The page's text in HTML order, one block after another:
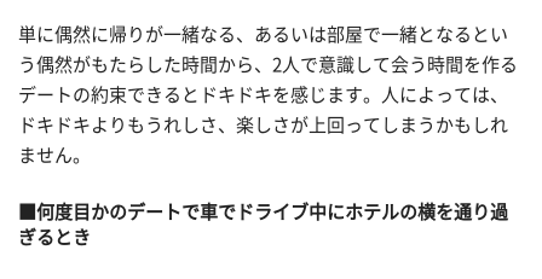
単に偶然に帰りが一緒なる、あるいは部屋で一緒となるとい
う偶然がもたらした時間から、2人で意識して会う時間を作る
デートの約束できるとドキドキを感じます。人によっては、
ドキドキよりもうれしさ、楽しさが上回ってしまうかもしれ
ません。
■何度目かのデートで車でドライブ中にホテルの横を通り過
ぎるとき